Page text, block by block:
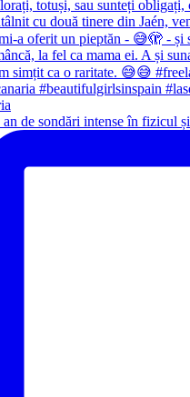
de sondări intense în fizicul și